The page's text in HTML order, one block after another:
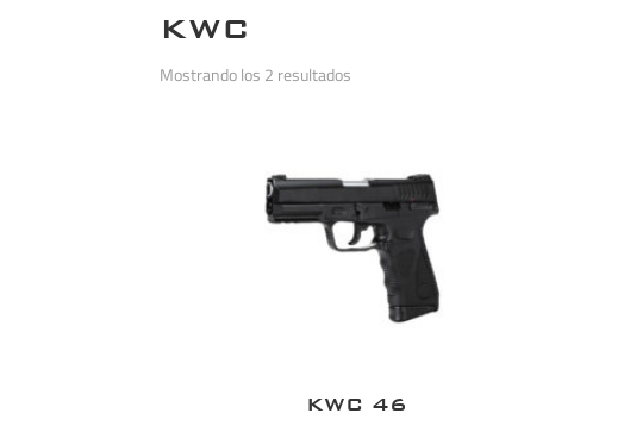
KWC
Mostrando los 2 resultados
KWC 46